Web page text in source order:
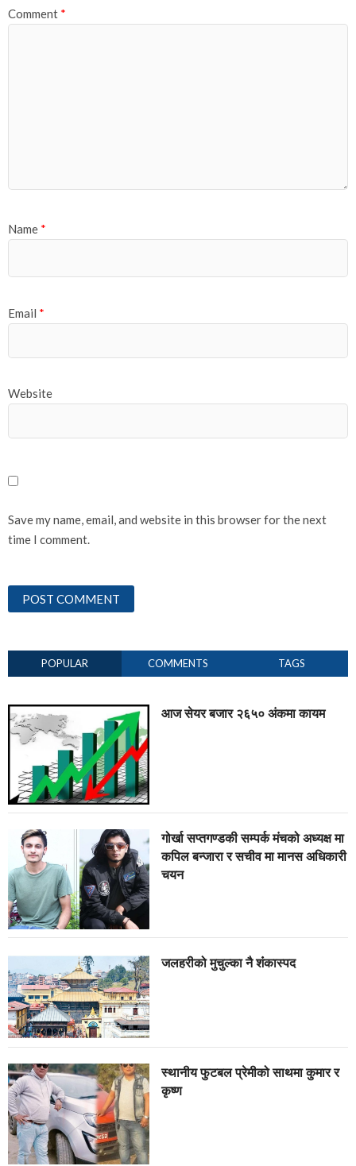
Comment *
Name *
Email *
Website
Save my name, email, and website in this browser for the next
time I comment.
POPULAR COMMENTS TAGS
आज सेयर बजार २६५० अंकमा कायम
गोर्खा सप्तगण्डकी सम्पर्क मंचको अध्यक्ष मा
कपिल बन्जारा र सचीव मा मानस अधिकारी
चयन
जलहरीको मुचुल्का नै शंंकास्पद
स्थानीय फुटबल प्रेमीको साथमा कुमार र
कृष्ण